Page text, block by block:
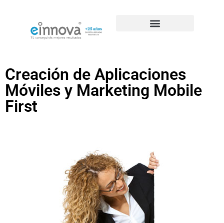
Creación de Aplicaciones
Móviles y Marketing Mobile
First